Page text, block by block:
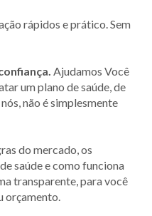
rápidos e prático. Sem
Ajudamos Você
um plano de saúde, de
não é simplesmente
do mercado, os
saúde e como funciona
transparente, para você
orçamento.